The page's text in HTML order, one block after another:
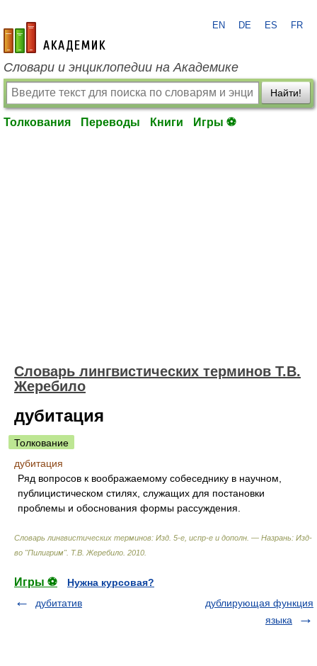
academic.ru
EN DE ES FR
Словари и энциклопедии на Академике
Найти!
Толкования Переводы Книги Игры ⚽
Словарь лингвистических терминов Т.В.
Жеребило
дубитация
Толкование
дубитация
Ряд вопросов к воображаемому собеседнику в научном,
публицистическом стилях, служащих для постановки
проблемы и обоснования формы рассуждения.
Словарь лингвистических терминов: Изд. 5-е, испр-е и дополн. — Назрань: Изд-
во "Пилигрим". Т.В. Жеребило 2010
Игры ⚽
Нужна курсовая?
дубитатив
дублирующая функция
языка